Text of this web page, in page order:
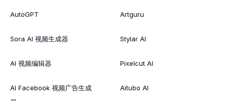
AutoGPT
Sora AI 视频生成器
AI 视频编辑器
AI Facebook 视频广告生成
Artguru
Stylar AI
Pixelcut AI
Aitubo AI